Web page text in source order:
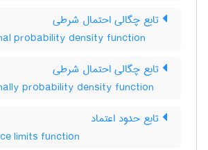
تابع چگالی احتمال شرطی
probability density function
تابع چگالی احتمال شرطی
probability density function
تابع حدود اعتماد
limits function